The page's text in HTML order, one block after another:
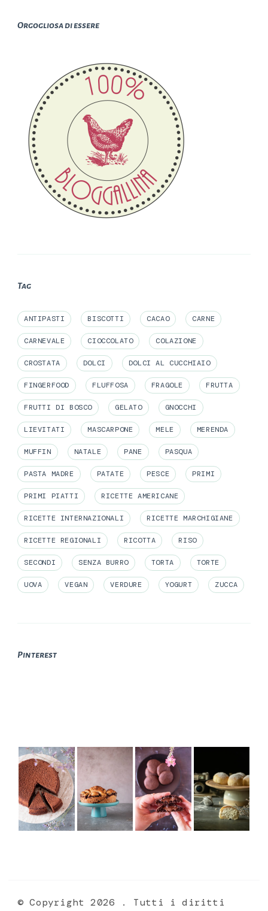
Orgogliosa di essere
Tag
ANTIPASTI BISCOTTI CACAO CARNE
CARNEVALE CIOCCOLATO COLAZIONE
CROSTATA DOLCI DOLCI AL CUCCHIAIO
FINGERFOOD FLUFFOSA FRAGOLE FRUTTA
FRUTTI DI BOSCO GELATO GNOCCHI
LIEVITATI MASCARPONE MELE MERENDA
MUFFIN NATALE PANE PASQUA
PASTA MADRE PATATE PESCE PRIMI
PRIMI PIATTI RICETTE AMERICANE
RICETTE INTERNAZIONALI RICETTE MARCHIGIANE
RICETTE REGIONALI RICOTTA RISO
SECONDI SENZA BURRO TORTA TORTE
UOVA VEGAN VERDURE YOGURT ZUCCA
Pinterest
© Copyright 2026
. Tutti i diritti